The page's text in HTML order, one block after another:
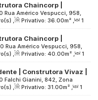
Chaincorp |
dormitórios | com
Rua Américo Vespucci, 958,
Paulo, São Paulo, Brasil
, Privativo: 36.00m² ,
1
900.00m²
Chaincorp |
02 dormitórios | com
Rua Américo Vespucci, 958,
Paulo, São Paulo, Brasil
, Privativo: 40.00m² ,
1
900.00m²
| Construtora Vivaz |
dormitórios | sem
Falchi Gianini, 842, Zona
São Paulo, São Paulo,
, Privativo: 31.00m² ,
1
3915.00m²